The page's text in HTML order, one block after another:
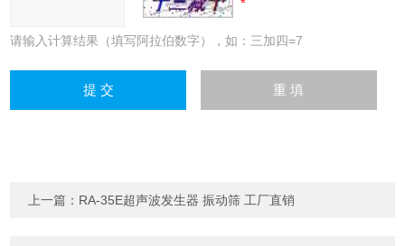
请输入计算结果（填写阿拉伯数字），如：三加四=7
上一篇： RA-35E超声波发生器 振动筛 工厂直销